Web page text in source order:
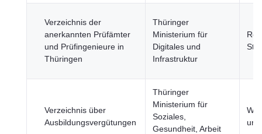
Verzeichnis der
anerkannten Prüfämter
und Prüfingenieure in
Thüringen
Thüringer
Ministerium für
Digitales und
Infrastruktur
Verzeichnis über
Ausbildungsvergütungen
Thüringer
Ministerium für
Soziales,
Gesundheit, Arbeit